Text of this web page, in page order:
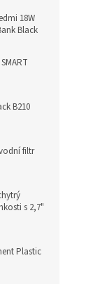
18W
Black
B210
filtr
s 2,7"
Plastic